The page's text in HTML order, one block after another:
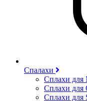
Спалахи
Сплахи для
Сплахи для
Сплахи для